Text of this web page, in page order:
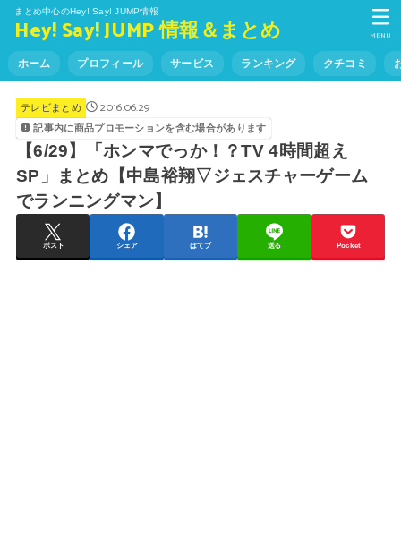
まとめ中心のHey! Say! JUMP情報
Hey! Say! JUMP 情報＆まとめ
ホーム プロフィール サービス ランキング クチコミ
MENU
テレビまとめ 2016.06.29
記事内に商品プロモーションを含む場合があります
【6/29】「ホンマでっか！？TV 4時間超え
SP」まとめ【中島裕翔▽ジェスチャーゲーム
でランニングマン】
ポスト シェア はてブ 送る Pocket